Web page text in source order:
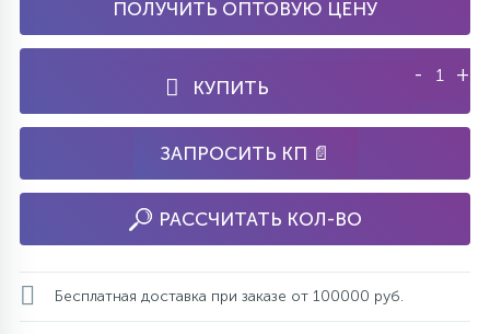
ПОЛУЧИТЬ ОПТОВУЮ ЦЕНУ
КУПИТЬ
- +
ЗАПРОСИТЬ КП 📄
РАССЧИТАТЬ КОЛ-ВО
Бесплатная доставка при заказе от 100000 руб.